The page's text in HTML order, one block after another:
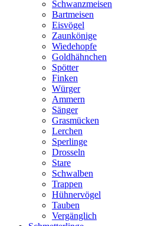
Schwanzmeisen
Bartmeisen
Eisvögel
Zaunkönige
Wiedehopfe
Goldhähnchen
Spötter
Finken
Würger
Ammern
Sänger
Grasmücken
Lerchen
Sperlinge
Drosseln
Stare
Schwalben
Trappen
Hühnervögel
Tauben
Vergänglich